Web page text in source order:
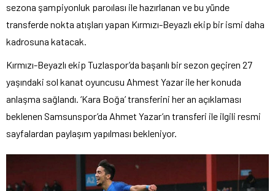
sezona şampiyonluk paroılası ile hazırlanan ve bu yünde
transferde nokta atışları yapan Kırmızı-Beyazlı ekip bir ismi daha
kadrosuna katacak.
Kırmızı-Beyazlı ekip Tuzlaspor’da başarılı bir sezon geçiren 27
yaşındaki sol kanat oyuncusu Ahmest Yazar ile her konuda
anlaşma sağlandı. ‘Kara Boğa’ transferini her an açıklaması
beklenen Samsunspor’da Ahmet Yazar’ın transferi ile ilgili resmi
sayfalardan paylaşım yapılması bekleniyor.